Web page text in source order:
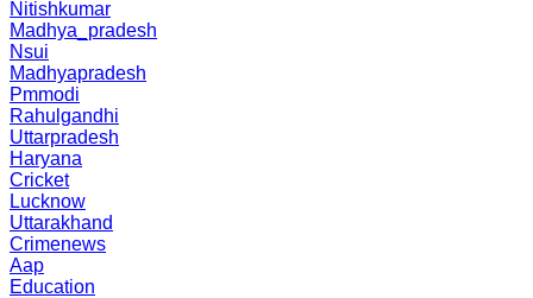
Nitishkumar
Madhya_pradesh
Nsui
Madhyapradesh
Pmmodi
Rahulgandhi
Uttarpradesh
Haryana
Cricket
Lucknow
Uttarakhand
Crimenews
Aap
Education